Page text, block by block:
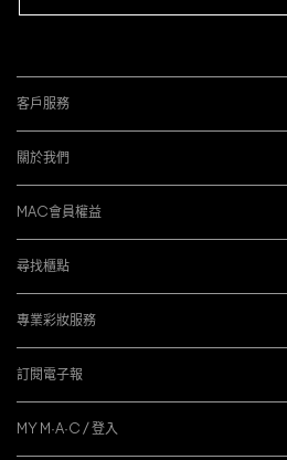
客戶服務
關於我們
MAC會員權益
尋找櫃點
專業彩妝服務
訂閱電子報
MY M·A·C / 登入